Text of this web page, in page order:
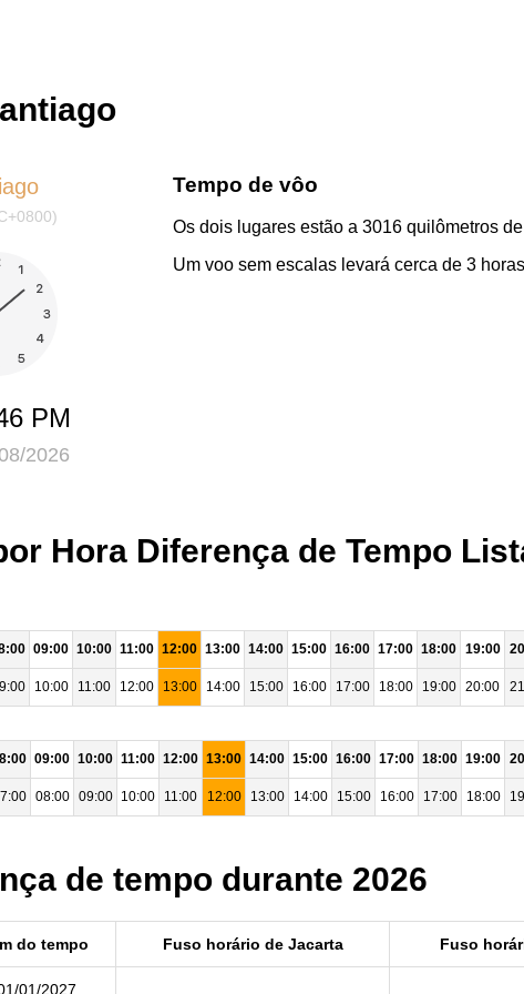
PM
2026
Tempo de vôo
Os dois lugares estão a 3016 quilômetros
Um voo sem escalas levará cerca de 3
Hora Diferença de Tempo
09:00 10:00 11:00 12:00 13:00 14:00 15:00 16:00 17:00 18:00 19:00
10:00 11:00 12:00 13:00 14:00 15:00 16:00 17:00 18:00 19:00 20:00
09:00 10:00 11:00 12:00 13:00 14:00 15:00 16:00 17:00 18:00 19:00
08:00 09:00 10:00 11:00 12:00 13:00 14:00 15:00 16:00 17:00 18:00
de tempo durante 2026
do tempo Fuso horário de Jacarta Fuso
01/2027